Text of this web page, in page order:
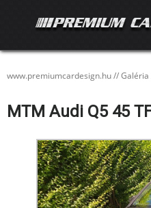
www.premiumcardesign.hu//Galéria
MTM Audi Q5 45